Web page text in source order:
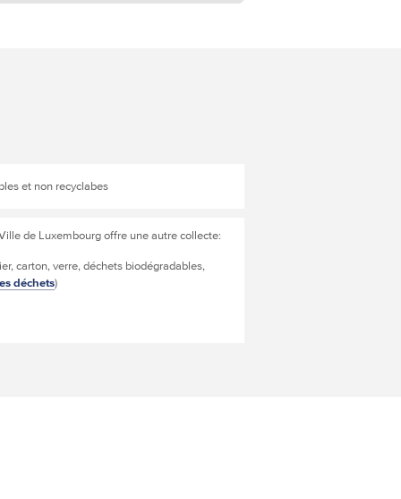
et non recyclabes
de Luxembourg offre une autre collecte:
carton, verre, déchets biodégradables,
déchets)